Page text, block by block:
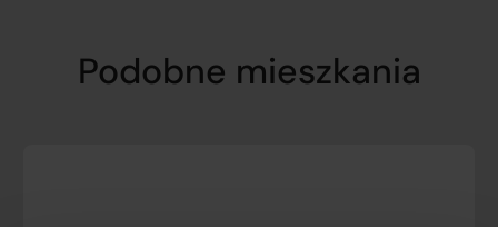
Podobne mieszkania